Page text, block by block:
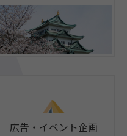
広告・イベント企画